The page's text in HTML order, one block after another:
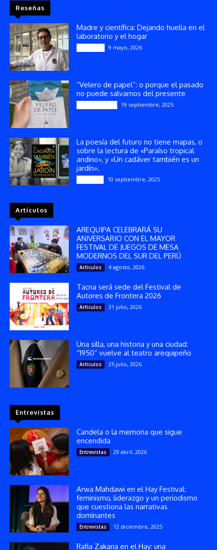
Reseñas
Madre y científica: Dejando huella en el
laboratorio y el hogar
9 mayo, 2026
“Velero de papel”: o porque el pasado
no puede salvarnos del presente
19 septiembre, 2025
La poesía del futuro no tiene mapas, o
sobre la lectura de «Paraíso tropical
andino», y «Un cadáver también es un
jardín».
10 septiembre, 2025
Artículos
AREQUIPA CELEBRARÁ SU
ANIVERSARIO CON EL MAYOR
FESTIVAL DE JUEGOS DE MESA
MODERNOS DEL SUR DEL PERÚ
Artículos 4 agosto, 2026
Tacna será sede del Festival de
Autores de Frontera 2026
Artículos 31 julio, 2026
Una silla, una historia y una ciudad:
“1950” vuelve al teatro arequipeño
Artículos 25 julio, 2026
Entrevistas
Candela o la memoria que sigue
encendida
Entrevistas 29 abril, 2026
Arwa Mahdawi en el Hay Festival:
feminismo, liderazgo y un periodismo
que cuestiona las narrativas
dominantes
Entrevistas 12 diciembre, 2025
Rafia Zakaria en el Hay: una